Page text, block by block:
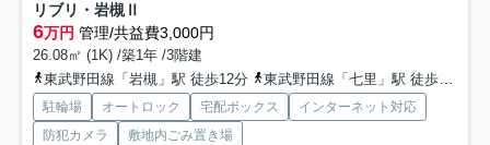
リブリ・岩槻Ⅱ
6万円 管理/共益費3,000円
26.08㎡ (1K) /築1年 /3階建
東武野田線「岩槻」駅 徒歩12分
東武野田線「七里」駅 徒歩34分
駐輪場 オートロック 宅配ボックス
インターネット対応
防犯カメラ
敷地内ごみ置き場